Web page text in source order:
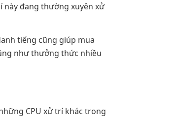
này đang thường xuyên xử
tiếng cũng giúp mua
như thưởng thức nhiều
CPU xử trí khác trong